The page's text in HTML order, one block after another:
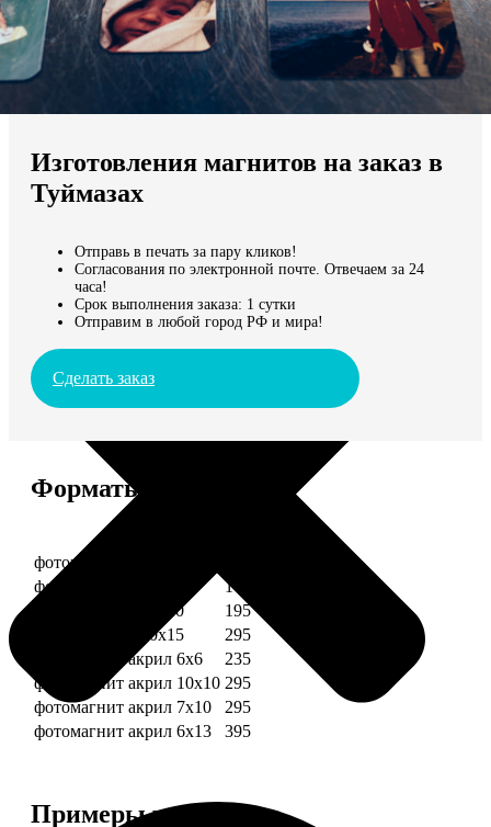
Мы доставляем по всему миру
Продолжить без города
Изготовления магнитов на заказ в
Туймазах
Отправь в печать за пару кликов!
Согласования по электронной почте. Отвечаем за 24
часа!
Срок выполнения заказа: 1 сутки
Отправим в любой город РФ и мира!
Сделать заказ
Форматы и цены
Услуга
фотомагниты 6х6
фотомагнит 7х10
175
фотомагниты 10х10
195
фотомагниты 10х15
295
фотомагнит акрил 6х6
235
фотомагнит акрил 10х10 295
фотомагнит акрил 7х10
295
фотомагнит акрил 6х13
395
Примеры работ